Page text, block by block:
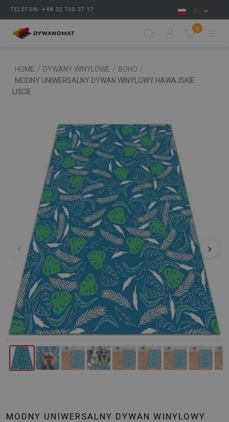
TELEFON: +48 32 700 37 17 PL
0
HOME / DYWANY WINYLOWE / BOHO /
MODNY UNIWERSALNY DYWAN WINYLOWY HAWAJSKIE
LIŚCIE
‹ ›
MODNY UNIWERSALNY DYWAN WINYLOWY